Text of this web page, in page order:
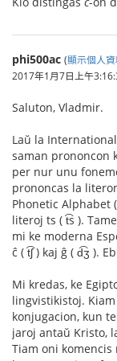
phi500ac (顯示個人
2017年1月7日上午
Saluton, Vladmir.
Laŭ la
saman prononcon
per nur unu
prononcas la
Phonetic Alphabet
literoj ts ( t͡s ).
mi ke moderna
ĉ ( t͡ʃ ) kaj ĝ ( d͡ʒ ).
Mi kredas, ke
lingvistikistoj.
konjugacion, kun
jaroj antaŭ Kristo,
Tiam oni